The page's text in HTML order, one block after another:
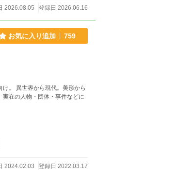
2026.08.05 登録日 2026.06.16
お気に入り追加 759
。 異世界から現代。美形から
在の人物・団体・事件などに
2024.02.03 登録日 2022.03.17